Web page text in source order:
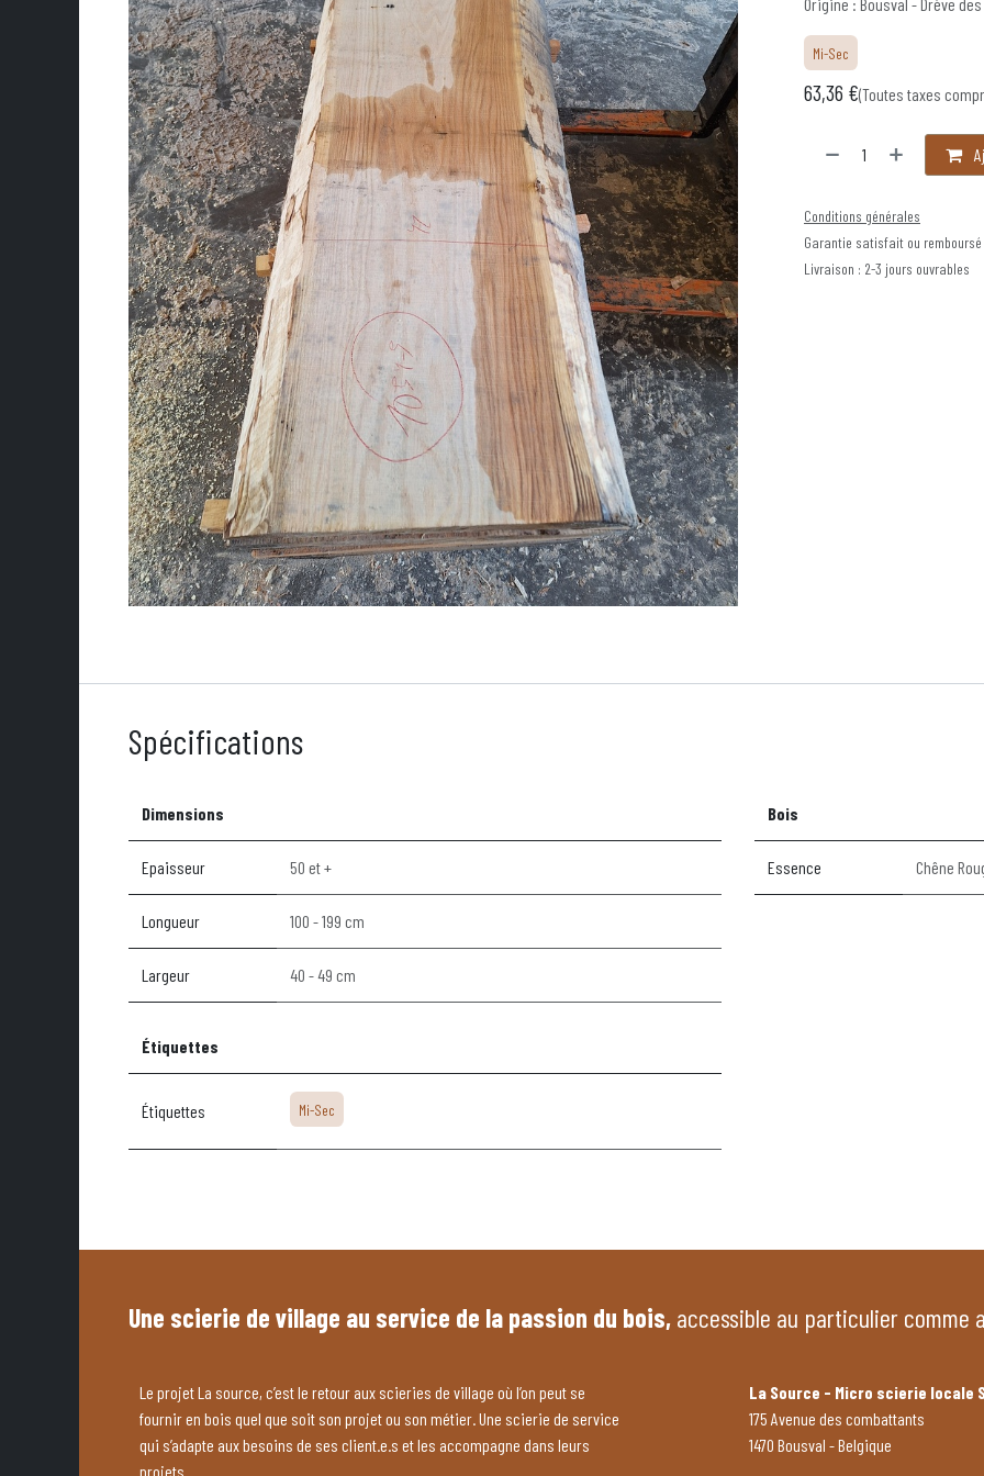
Mi-Sec
63,36 €(Toutes taxes
Conditions générales
Garantie satisfait ou
Livraison : 2-3 jours ouvrables
Spécifications
Dimensions
Epaisseur 50 et +
Longueur 100 - 199 cm
Largeur 40 - 49 cm
Bois
Essence Chêne
Étiquettes
Étiquettes Mi-Sec
Une scierie de village au service de la passion du bois, accessible au particulier comme
Le projet La source, c’est le retour aux scieries de village où l’on peut se
fournir en bois quel que soit son projet ou son métier. Une scierie de service
qui s’adapte aux besoins de ses client.e.s et les accompagne dans leurs
projets.
La Source - Micro scierie locale
175 Avenue des combattants
1470 Bousval - Belgique